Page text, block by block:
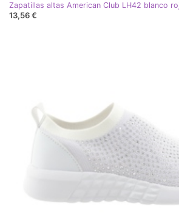
Zapatillas altas American Club LH42 blanco
13,56 €